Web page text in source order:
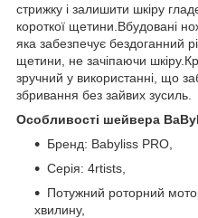
стрижку і залишити шкіру
короткої щетини.Вбудовані
яка забезпечує бездоганний
щетини, не зачіпаючи
зручний у використанні, що
збривання без зайвих зусиль.
Особливості шейвера
Бренд: Babyliss PRO,
Серія: 4rtists,
Потужний роторний
хвилину,